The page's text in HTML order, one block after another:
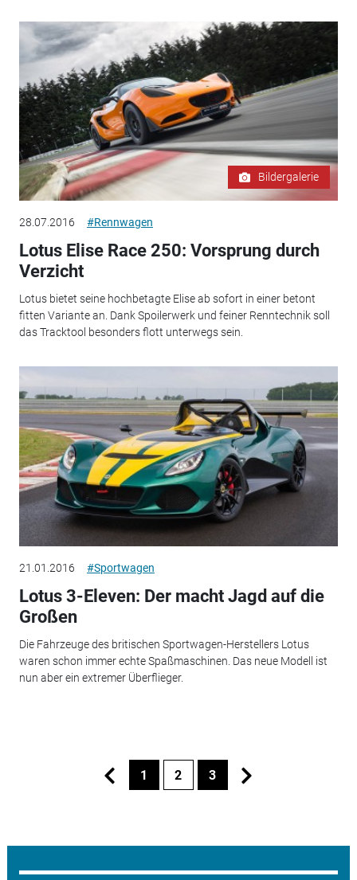
Bildergalerie
28.07.2016 #Rennwagen
Lotus Elise Race 250: Vorsprung durch
Verzicht
Lotus bietet seine hochbetagte Elise ab sofort in einer betont
fitten Variante an. Dank Spoilerwerk und feiner Renntechnik soll
das Tracktool besonders flott unterwegs sein.
21.01.2016 #Sportwagen
Lotus 3-Eleven: Der macht Jagd auf die
Großen
Die Fahrzeuge des britischen Sportwagen-Herstellers Lotus
waren schon immer echte Spaßmaschinen. Das neue Modell ist
nun aber ein extremer Überflieger.
1 2 3